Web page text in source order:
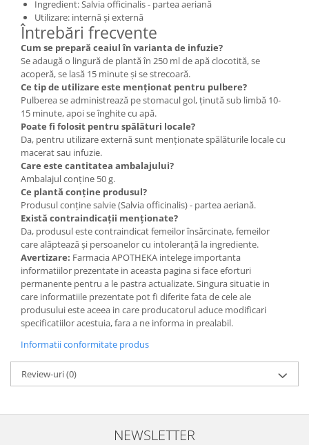
Ingredient: Salvia officinalis - partea aeriană
Utilizare: internă și externă
Întrebări frecvente
Cum se prepară ceaiul în varianta de infuzie?
Se adaugă o lingură de plantă în 250 ml de apă clocotită, se
acoperă, se lasă 15 minute și se strecoară.
Ce tip de utilizare este menționat pentru pulbere?
Pulberea se administrează pe stomacul gol, ținută sub limbă 10-
15 minute, apoi se înghite cu apă.
Poate fi folosit pentru spălături locale?
Da, pentru utilizare externă sunt menționate spălăturile locale cu
macerat sau infuzie.
Care este cantitatea ambalajului?
Ambalajul conține 50 g.
Ce plantă conține produsul?
Produsul conține salvie (Salvia officinalis) - partea aeriană.
Există contraindicații menționate?
Da, produsul este contraindicat femeilor însărcinate, femeilor
care alăptează și persoanelor cu intoleranță la ingrediente.
Avertizare: Farmacia APOTHEKA intelege importanta
informatiilor prezentate in aceasta pagina si face eforturi
permanente pentru a le pastra actualizate. Singura situatie in
care informatiile prezentate pot fi diferite fata de cele ale
produsului este aceea in care producatorul aduce modificari
specificatiilor acestuia, fara a ne informa in prealabil.
Informatii conformitate produs
Review-uri(0)
NEWSLETTER